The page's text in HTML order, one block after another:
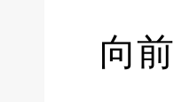
向